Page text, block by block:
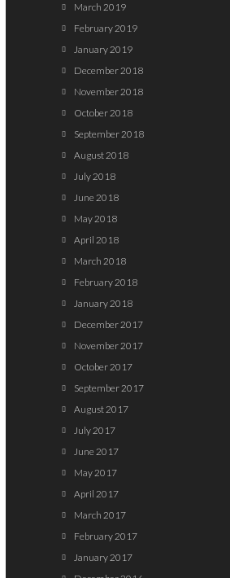
March 2019
February 2019
January 2019
December 2018
November 2018
October 2018
September 2018
August 2018
July 2018
June 2018
May 2018
April 2018
March 2018
February 2018
January 2018
December 2017
November 2017
October 2017
September 2017
August 2017
July 2017
June 2017
May 2017
April 2017
March 2017
February 2017
January 2017